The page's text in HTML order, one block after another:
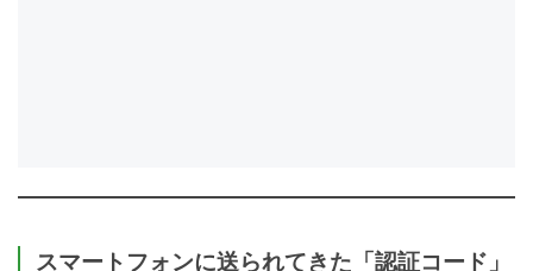
スマートフォンに送られてきた「認証コード」